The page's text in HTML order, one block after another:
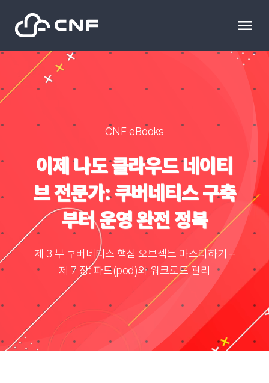
content
HOME
문의하기
Resource
블로그
Taxonomies
Search
CNF eBooks
이제 나도 클라우드 네이티
브 전문가: 쿠버네티스 구축
부터 운영 완전 정복
제 3 부 쿠버네티스 핵심 오브젝트 마스터하기 –
제 7 장: 파드(pod)와 워크로드 관리